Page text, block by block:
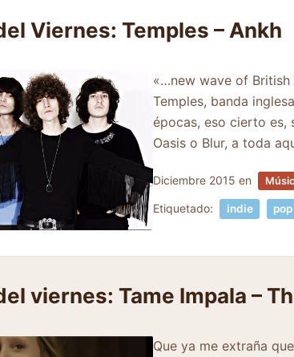
Viernes: Temples – Ankh
«…new wave of British
Temples, banda
épocas, eso cierto es,
Oasis o Blur, a toda
Diciembre 2015 en
Etiquetado: indie pop
viernes: Tame Impala –
Que ya me extraña